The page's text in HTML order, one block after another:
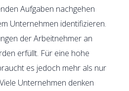
Aufgaben nachgehen
Unternehmen identifizieren.
der Arbeitnehmer an
erfüllt. Für eine hohe
es jedoch mehr als nur
Unternehmen denken